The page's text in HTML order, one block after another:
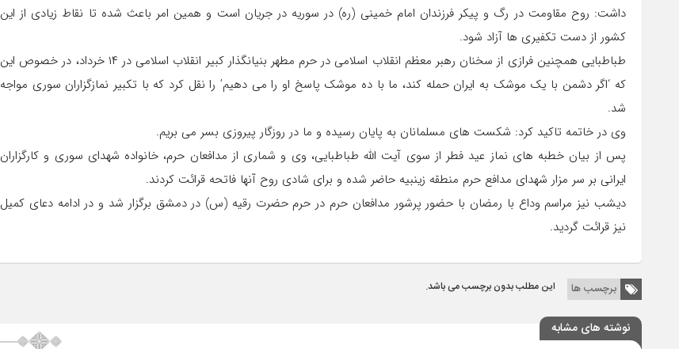
داشت: روح مقاومت در رگ و پیکر فرزندان امام خمینی (ره) در سوریه در جریان است و همین امر باعث شده تا نقاط زیادی از این
کشور از دست تکفیری ها آزاد شود.
طباطبایی همچنین فرازی از سخنان رهبر معظم انقلاب اسلامی در حرم مطهر بنیانگذار کبیر انقلاب اسلامی در ۱۴ خرداد، در خصوص این
که ‘اگر دشمن با یک موشک به ایران حمله کند، ما با ده موشک پاسخ او را می دهیم’ را نقل کرد که با تکبیر نمازگزاران سوری مواجه
شد.
وی در خاتمه تاکید کرد: شکست های مسلمانان به پایان رسیده و ما در روزگار پیروزی بسر می بریم.
پس از بیان خطبه های نماز عید فطر از سوی آیت الله طباطبایی، وی و شماری از مدافعان حرم، خانواده شهدای سوری و کارگزاران
ایرانی بر سر مزار شهدای مدافع حرم منطقه زینبیه حاضر شده و برای شادی روح آنها فاتحه قرائت کردند.
دیشب نیز مراسم وداع با رمضان با حضور پرشور مدافعان حرم در حرم حضرت رقیه (س) در دمشق برگزار شد و در ادامه دعای کمیل
نیز قرائت گردید.
برچسب ها این مطلب بدون برچسب می باشد.
نوشته های مشابه